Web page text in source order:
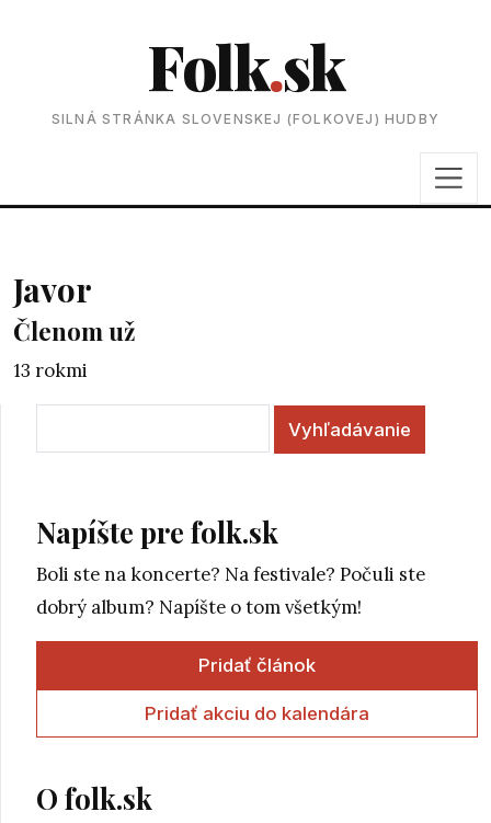
Folk.sk
SILNÁ STRÁNKA SLOVENSKEJ (FOLKOVEJ) HUDBY
Javor
Členom už
13 rokmi
Napíšte pre folk.sk
Boli ste na koncerte? Na festivale? Počuli ste
dobrý album? Napíšte o tom všetkým!
Pridať článok
Pridať akciu do kalendára
O folk.sk